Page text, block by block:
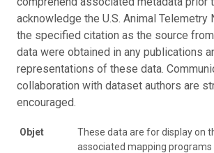
acknowledge the U.S. Animal Telemetry
the specified citation as the source
data were obtained in any publications
representations of these data.
collaboration with dataset authors are
encouraged.
Objet
These data are for display on
associated mapping programs